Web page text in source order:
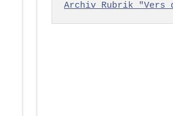
Archiv Rubrik "Vers